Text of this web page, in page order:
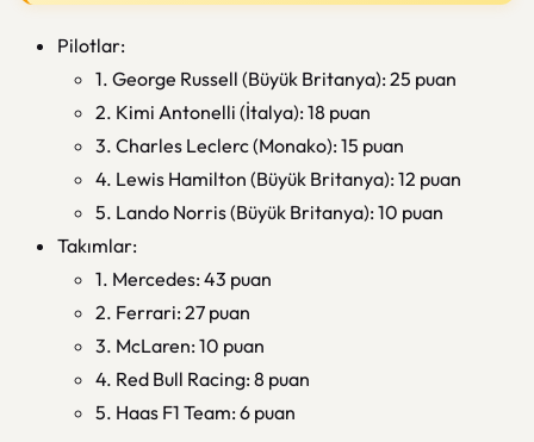
Pilotlar:
1. George Russell (Büyük Britanya): 25 puan
2. Kimi Antonelli (İtalya): 18 puan
3. Charles Leclerc (Monako): 15 puan
4. Lewis Hamilton (Büyük Britanya): 12 puan
5. Lando Norris (Büyük Britanya): 10 puan
Takımlar:
1. Mercedes: 43 puan
2. Ferrari: 27 puan
3. McLaren: 10 puan
4. Red Bull Racing: 8 puan
5. Haas F1 Team: 6 puan